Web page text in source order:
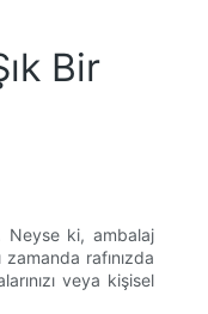
Bir
Neyse ki, ambalaj
rafınızda
veya kişisel